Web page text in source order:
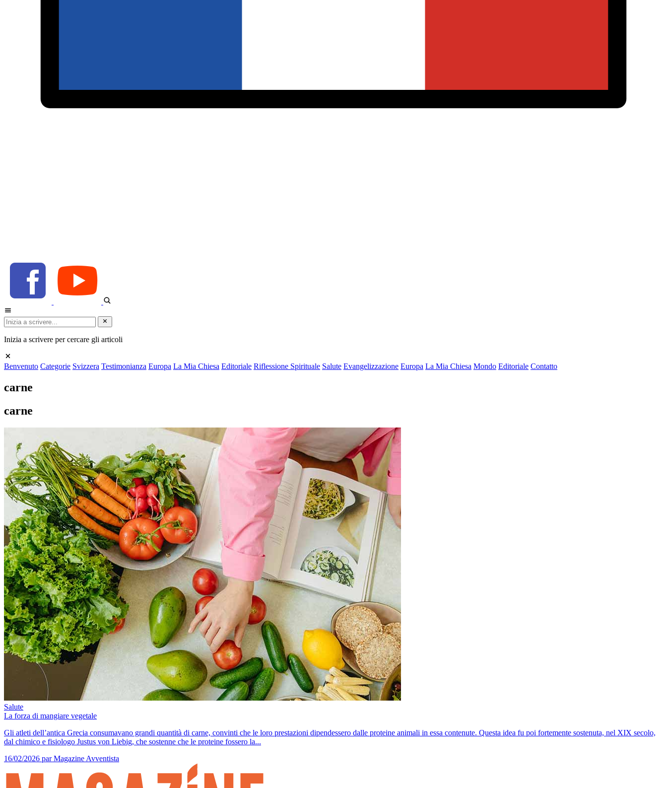
Inizia a scrivere per cercare gli articoli
Benvenuto Categorie Svizzera Testimonianza Europa La Mia Chiesa Editoriale Riflessione Spirituale Salute Evangelizzazione Europa La Mia Chiesa Mondo Editoriale Contatto
carne
carne
Salute
La forza di mangiare vegetale
Gli atleti dell’antica Grecia consumavano grandi quantità di carne, convinti che le loro prestazioni dipendessero dalle proteine animali in essa contenute. Questa idea fu poi fortemente sostenuta, nel XIX secolo,
dal chimico e fisiologo Justus von Liebig, che sostenne che le proteine fossero la...
16/02/2026 par Magazine Avventista